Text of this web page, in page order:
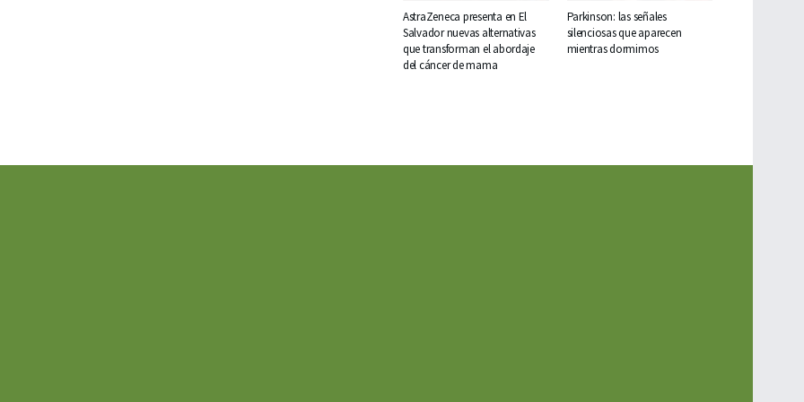
AstraZeneca presenta en El
Salvador nuevas alternativas
que transforman el abordaje
del cáncer de mama
Parkinson: las señales
silenciosas que aparecen
mientras dormimos